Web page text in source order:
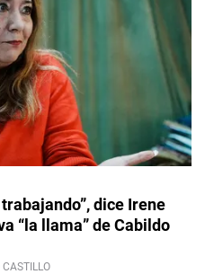
dice Irene
“la llama” de Cabildo
CASTILLO